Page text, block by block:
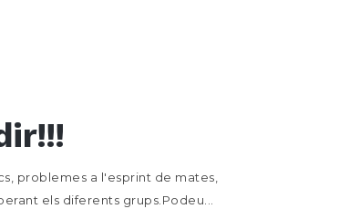
problemes a l'esprint de mates,
els diferents grups.Podeu...